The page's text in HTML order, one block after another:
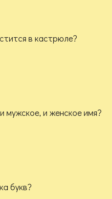
в кастрюле?
мужское, и женское имя?
букв?